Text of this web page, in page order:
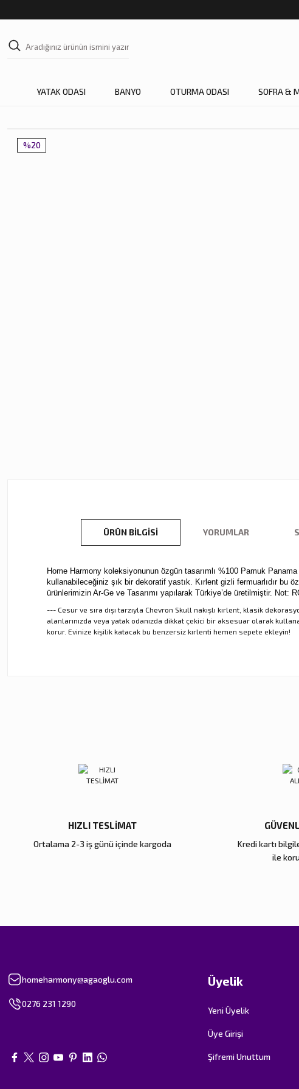
YATAK ODASI BANYO OTURMA ODASI SOFRA &
%20
ÜRÜN BILGISI YORUMLAR
Home Harmony koleksiyonunun özgün tasarımlı %100 Pamuk
kullanabileceğiniz şık bir dekoratif yastık. Kırlent gizli fermuarlıdır bu
ürünlerimizin Ar-Ge ve Tasarımı yapılarak Türkiye’de üretilmiştir. Not:
--- Cesur ve sıra dışı tarzıyla Chevron Skull nakışlı kırlent, klasik
alanlarınızda veya yatak odanızda dikkat çekici bir aksesuar olarak
korur. Evinize kişilik katacak bu benzersiz kırlenti hemen sepete ekleyin!
Bu ürüne benzer farklı alternatifler olmalı.
HIZLI TESLİMAT
Ortalama 2-3 iş günü içinde kargoda
Kredi kartı
ile
homeharmony@agaoglu.com
0276 231 1290
Üyelik
Yeni Üyelik
Üye Girişi
Şifremi Unuttum